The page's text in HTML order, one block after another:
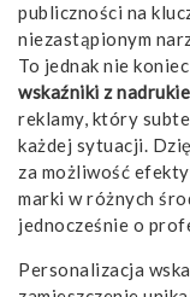
publiczności na
niezastąpionym
To jednak nie
wskaźniki z
reklamy, który
każdej sytuacji.
za możliwość
marki w różnych
jednocześnie o
Personalizacja